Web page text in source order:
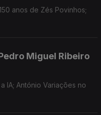
anos de Zés Povinhos;
Miguel Ribeiro
IA; António Variações no